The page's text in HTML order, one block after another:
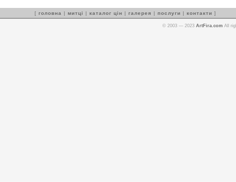
[ головна | митці | каталог цін | галерея | послуги | контакти ]
© 2003 — 2023 ArtFira.com All